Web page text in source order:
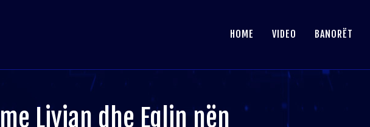
HOME VIDEO BANORËT
Livian dhe Eglin nën